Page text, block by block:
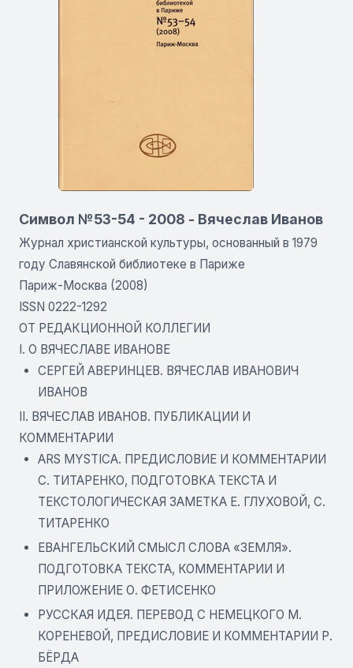
Символ №53-54 - 2008 - Вячеслав Иванов
Журнал христианской культуры, основанный в 1979
году Славянской библиотеке в Париже
Париж-Москва (2008)
ISSN 0222-1292
ОТ РЕДАКЦИОННОЙ КОЛЛЕГИИ
I. О ВЯЧЕСЛАВЕ ИВАНОВЕ
СЕРГЕЙ АВЕРИНЦЕВ. ВЯЧЕСЛАВ ИВАНОВИЧ
ИВАНОВ
II. ВЯЧЕСЛАВ ИВАНОВ. ПУБЛИКАЦИИ И
КОММЕНТАРИИ
ARS MYSTICA. ПРЕДИСЛОВИЕ И КОММЕНТАРИИ
С. ТИТАРЕНКО, ПОДГОТОВКА ТЕКСТА И
ТЕКСТОЛОГИЧЕСКАЯ ЗАМЕТКА Е. ГЛУХОВОЙ, С.
ТИТАРЕНКО
ЕВАНГЕЛЬСКИЙ СМЫСЛ СЛОВА «ЗЕМЛЯ».
ПОДГОТОВКА ТЕКСТА, КОММЕНТАРИИ И
ПРИЛОЖЕНИЕ О. ФЕТИСЕНКО
РУССКАЯ ИДЕЯ. ПЕРЕВОД С НЕМЕЦКОГО М.
КОРЕНЕВОЙ, ПРЕДИСЛОВИЕ И КОММЕНТАРИИ Р.
БЁРДА